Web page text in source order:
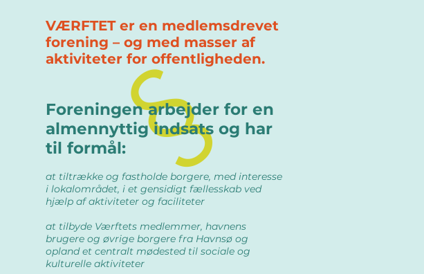
§
Foreningen arbejder for en
almennyttig indsats og har
til formål:
at tiltrække og fastholde borgere, med interesse
i lokalområdet, i et gensidigt fællesskab ved
hjælp af aktiviteter og faciliteter
at tilbyde Værftets medlemmer, havnens
brugere og øvrige borgere fra Havnsø og
opland et centralt mødested til sociale og
kulturelle aktiviteter
VÆRFTET er en medlemsdrevet
forening – og med masser af
aktiviteter for offentligheden.